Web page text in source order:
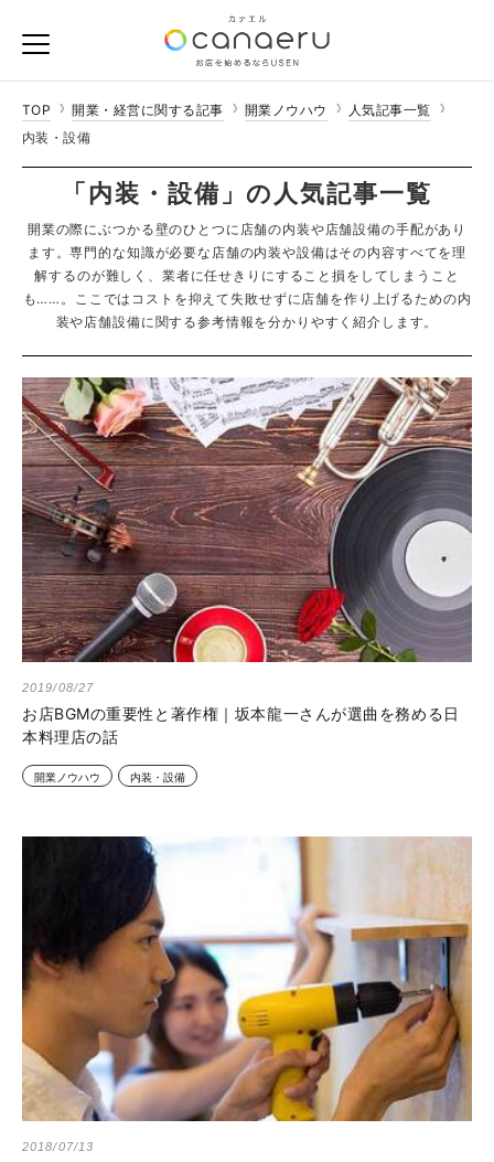
TOP 開業・経営に関する記事 開業ノウハウ
人気記事一覧
内装・設備
「内装・設備」の人気記事一覧
開業の際にぶつかる壁のひとつに店舗の内装や店舗設備の手配があり
ます。専門的な知識が必要な店舗の内装や設備はその内容すべてを理
解するのが難しく、業者に任せきりにすること損をしてしまうこと
も……。ここではコストを抑えて失敗せずに店舗を作り上げるための内
装や店舗設備に関する参考情報を分かりやすく紹介します。
2019/08/27
お店BGMの重要性と著作権｜坂本龍一さんが選曲を務める日
本料理店の話
開業ノウハウ 内装・設備
2018/07/13